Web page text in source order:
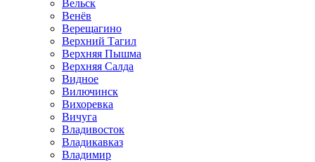
Вельск
Венёв
Верещагино
Верхний Тагил
Верхняя Пышма
Верхняя Салда
Видное
Вилючинск
Вихоревка
Вичуга
Владивосток
Владикавказ
Владимир